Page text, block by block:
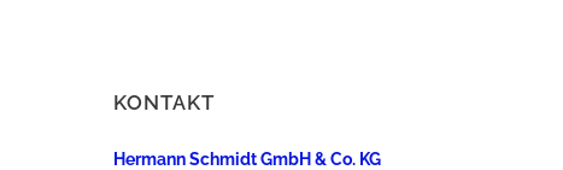
KONTAKT
Hermann Schmidt GmbH & Co. KG